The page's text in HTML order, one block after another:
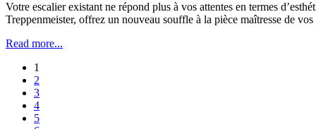
Votre escalier existant ne répond plus à vos attentes en termes
Treppenmeister, offrez un nouveau souffle à la pièce maîtresse de
Read more...
1
2
3
4
5